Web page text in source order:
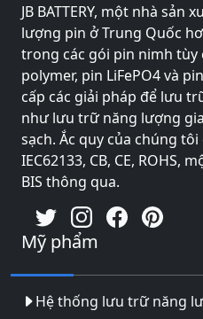
JB BATTERY, một nhà
lượng pin ở Trung Quốc
trong các gói pin nimh tùy
polymer, pin LiFePO4 và
cấp các giải pháp để lưu
như lưu trữ năng lượng
sạch. Ắc quy của chúng
IEC62133, CB, CE, ROHS,
BIS thông qua.
Mỹ phẩm
Hệ thống lưu trữ năng